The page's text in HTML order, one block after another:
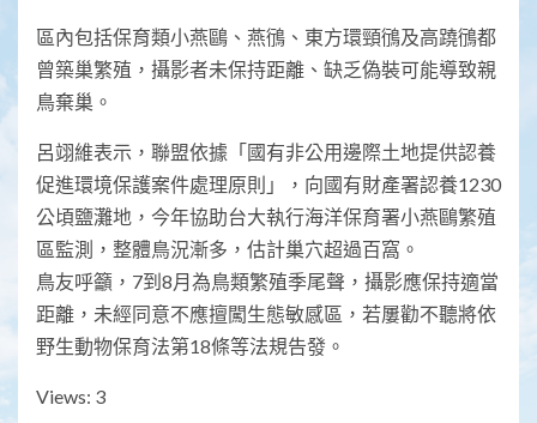
區內包括保育類小燕鷗、燕鴴、東方環頸鴴及高蹺鴴都
曾築巢繁殖，攝影者未保持距離、缺乏偽裝可能導致親
鳥棄巢。
呂翊維表示，聯盟依據「國有非公用邊際土地提供認養
促進環境保護案件處理原則」，向國有財產署認養1230
公頃鹽灘地，今年協助台大執行海洋保育署小燕鷗繁殖
區監測，整體鳥況漸多，估計巢穴超過百窩。
鳥友呼籲，7到8月為鳥類繁殖季尾聲，攝影應保持適當
距離，未經同意不應擅闖生態敏感區，若屢勸不聽將依
野生動物保育法第18條等法規告發。
Views: 3